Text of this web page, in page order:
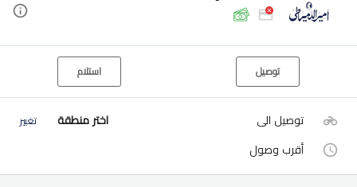
توصيل استلام
توصيل الى اختر منطقة تغيير
أقرب وصول